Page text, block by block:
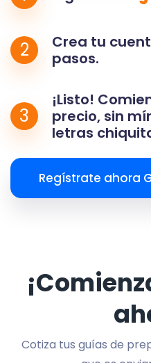
2
Crea tu
pasos.
3
¡Listo!
precio, sin
letras
Regístrate ahora
Cotiza tus guías de